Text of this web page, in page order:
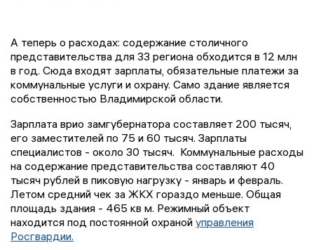
А теперь о расходах: содержание столичного
представительства для 33 региона обходится в 12 млн
в год. Сюда входят зарплаты, обязательные платежи за
коммунальные услуги и охрану. Само здание является
собственностью Владимирской области.
Зарплата врио замгубернатора составляет 200 тысяч,
его заместителей по 75 и 60 тысяч. Зарплаты
специалистов - около 30 тысяч. Коммунальные расходы
на содержание представительства составляют 40
тысяч рублей в пиковую нагрузку - январь и февраль.
Летом средний чек за ЖКХ гораздо меньше. Общая
площадь здания - 465 кв м. Режимный объект
находится под постоянной охраной управления
Росгвардии.